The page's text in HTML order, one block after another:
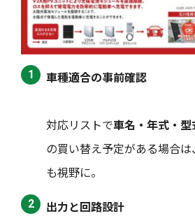
車種適合の事前確認
対応リストで車名・年式・型
の買い替え予定がある場合は、
も視野に。
出力と回路設計